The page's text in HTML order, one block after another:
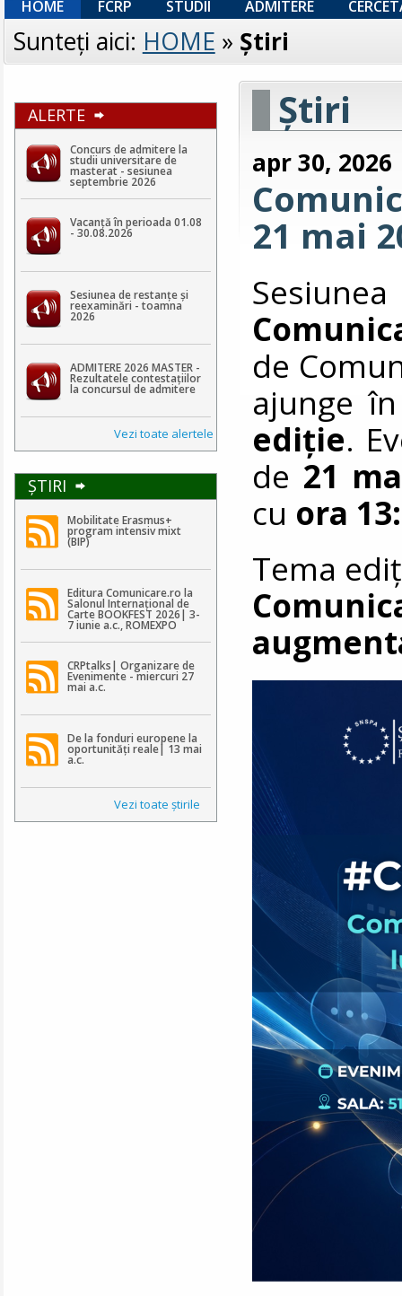
HOME FCRP STUDII ADMITERE
Sunteţi aici: HOME » Ştiri
ALERTE
Concurs de admitere la
studii universitare de
masterat - sesiunea
septembrie 2026
Vacanță în perioada 01.08
- 30.08.2026
Sesiunea de restanțe și
reexaminări - toamna
2026
ADMITERE 2026 MASTER -
Rezultatele contestaţiilor
la concursul de admitere
Vezi toate alertele
ŞTIRI
Mobilitate Erasmus+
program intensiv mixt
(BIP)
Editura Comunicare.ro la
Salonul Internațional de
Carte BOOKFEST 2026| 3-
7 iunie a.c., ROMEXPO
CRPtalks| Organizare de
Evenimente - miercuri 27
mai a.c.
De la fonduri europene la
oportunități reale| 13 mai
a.c.
Vezi toate ştirile
Ştiri
apr 30, 2026
21 mai
de
ajunge
ediție.
de 21
cu ora
Tema